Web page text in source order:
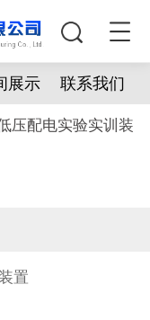
展示 联系我们
压配电实验实训装
置